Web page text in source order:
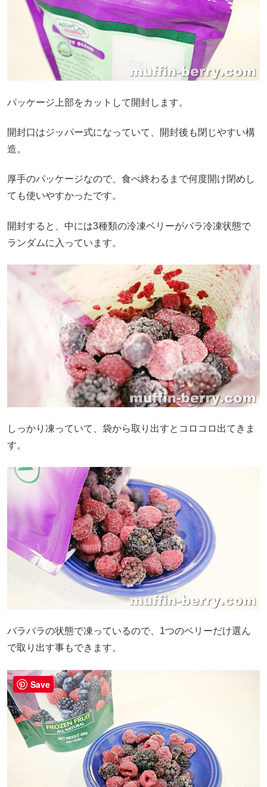
パッケージ上部をカットして開封します。
開封口はジッパー式になっていて、開封後も閉じやすい構
造。
厚手のパッケージなので、食べ終わるまで何度開け閉めし
ても使いやすかったです。
開封すると、中には3種類の冷凍ベリーがバラ冷凍状態で
ランダムに入っています。
しっかり凍っていて、袋から取り出すとコロコロ出てきま
す。
バラバラの状態で凍っているので、1つのベリーだけ選ん
で取り出す事もできます。
Save